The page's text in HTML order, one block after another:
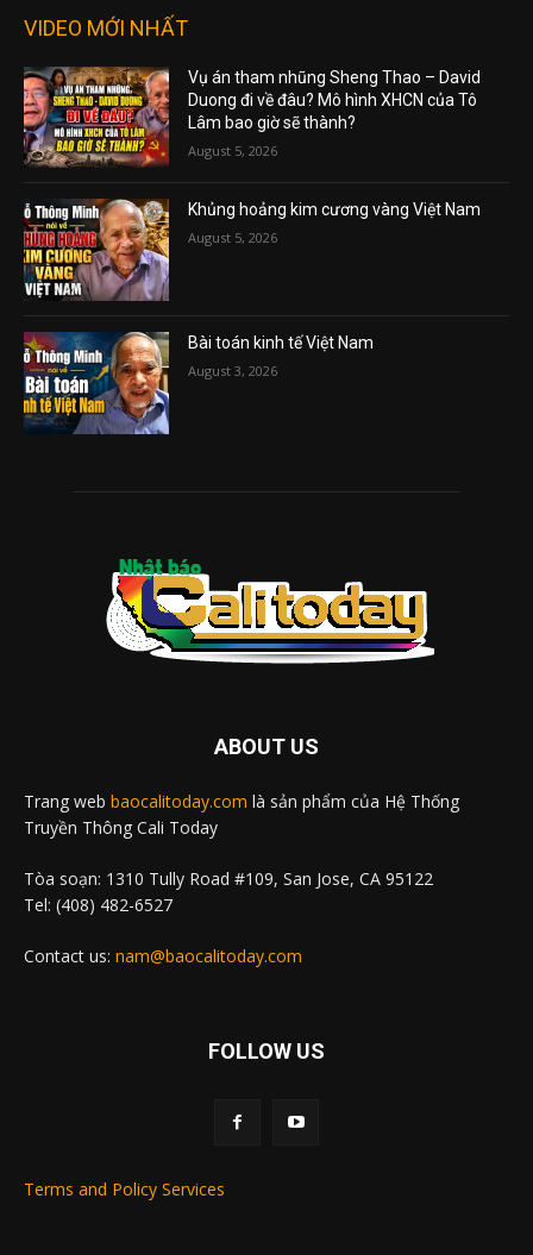
VIDEO MỚI NHẤT
Vụ án tham nhũng Sheng Thao – David
Duong đi về đâu? Mô hình XHCN của Tô
Lâm bao giờ sẽ thành?
August 5, 2026
Khủng hoảng kim cương vàng Việt Nam
August 5, 2026
Bài toán kinh tế Việt Nam
August 3, 2026
ABOUT US
Trang web baocalitoday.com là sản phẩm của Hệ Thống
Truyền Thông Cali Today
Tòa soạn: 1310 Tully Road #109, San Jose, CA 95122
Tel: (408) 482-6527
Contact us: nam@baocalitoday.com
FOLLOW US
Terms and Policy Services